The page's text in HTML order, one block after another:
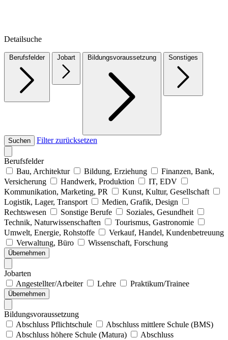
Detailsuche
Berufsfelder Jobart Bildungsvoraussetzung Sonstiges
Suchen Filter zurücksetzen
Berufsfelder
Bau, Architektur
Bildung, Erziehung
Finanzen, Bank,
Versicherung
Handwerk, Produktion
IT, EDV
Kommunikation, Marketing, PR
Kunst, Kultur, Gesellschaft
Logistik, Lager, Transport
Medien, Grafik, Design
Rechtswesen
Sonstige Berufe
Soziales, Gesundheit
Technik, Naturwissenschaften
Tourismus, Gastronomie
Umwelt, Energie, Rohstoffe
Verkauf, Handel, Kundenbetreuung
Verwaltung, Büro
Wissenschaft, Forschung
Übernehmen
Jobarten
Angestellter/Arbeiter
Lehre Praktikum/Trainee
Übernehmen
Bildungsvoraussetzung
Abschluss Pflichtschule
Abschluss mittlere Schule (BMS)
Abschluss höhere Schule (Matura)
Abschluss